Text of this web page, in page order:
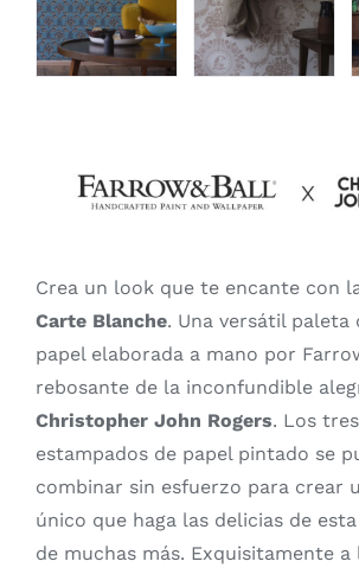
Crea un look que te encante con
Carte Blanche. Una versátil paleta
papel elaborada a mano por
rebosante de la inconfundible
Christopher John Rogers. Los
estampados de papel pintado se
combinar sin esfuerzo para crear
único que haga las delicias de
de muchas más. Exquisitamente a